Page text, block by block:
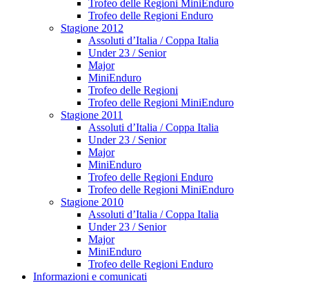
Trofeo delle Regioni MiniEnduro
Trofeo delle Regioni Enduro
Stagione 2012
Assoluti d’Italia / Coppa Italia
Under 23 / Senior
Major
MiniEnduro
Trofeo delle Regioni
Trofeo delle Regioni MiniEnduro
Stagione 2011
Assoluti d’Italia / Coppa Italia
Under 23 / Senior
Major
MiniEnduro
Trofeo delle Regioni Enduro
Trofeo delle Regioni MiniEnduro
Stagione 2010
Assoluti d’Italia / Coppa Italia
Under 23 / Senior
Major
MiniEnduro
Trofeo delle Regioni Enduro
Informazioni e comunicati